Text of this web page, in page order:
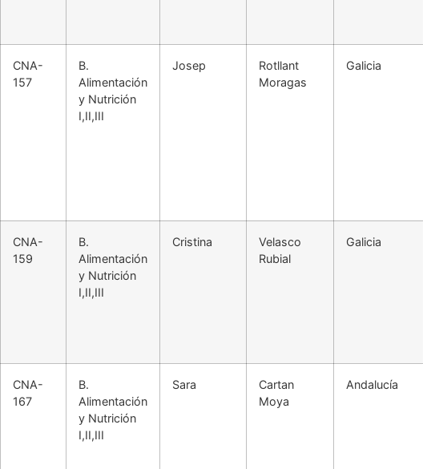
CNA-
157
B.
Alimentación
y Nutrición
I,II,III
Josep
Rotllant
Moragas
Galicia
CNA-
159
B.
Alimentación
y Nutrición
I,II,III
Cristina
Velasco
Rubial
Galicia
CNA-
167
B.
Alimentación
y Nutrición
I,II,III
Sara
Cartan
Moya
Andalucía